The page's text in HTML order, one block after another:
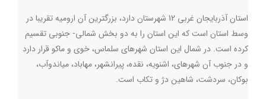
استان آذربایجان غربی 12 شهرستان دارد، بزرگترین آن ارومیه تقریبا در
وسط استان است که این استان را به دو بخش شمالی- جنوبی تقسیم
کرده است. در شمال این استان شهرهای سلماس، خوی و ماکو قرار دارد
و در جنوب آن شهرهای، اشنویه، نقده، پیرانشهر، مهاباد، میاندوآب،
بوکان، سردشت، شاهین دژ و تکاب است.